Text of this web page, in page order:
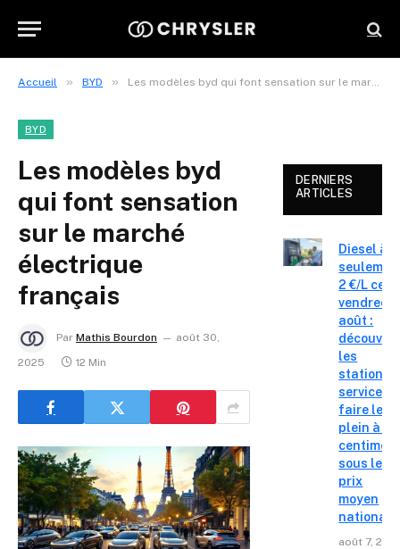
Accueil » BYD » Les modèles byd qui font sensation sur le marché électrique français
BYD
Les modèles byd
qui font sensation
sur le marché
électrique
français
Par Mathis Bourdon
août 30,
2025
12 Min
DERNIERS
ARTICLES
Diesel à
2 €/L ce
vendredi
août :
les
stations-
service où
faire le
plein à 19
centimes
sous le
prix
moyen
national
août 7,